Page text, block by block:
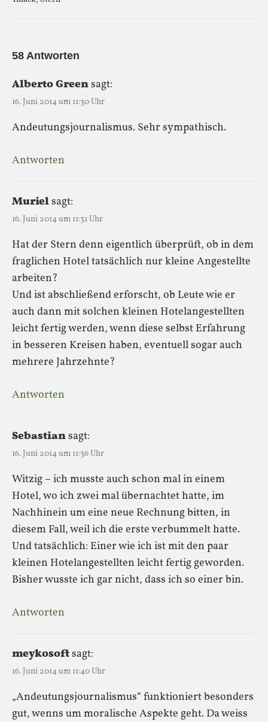
58 Antworten
Alberto Greensagt:
16. Juni 2014 um 11:30 Uhr
Andeutungsjournalismus. Sehr sympathisch.
Antworten
Murielsagt:
16. Juni 2014 um 11:31 Uhr
Hat der Stern denn eigentlich überprüft, ob in dem
fraglichen Hotel tatsächlich nur kleine Angestellte
arbeiten?
Und ist abschließend erforscht, ob Leute wie er
auch dann mit solchen kleinen Hotelangestellten
leicht fertig werden, wenn diese selbst Erfahrung
in besseren Kreisen haben, eventuell sogar auch
mehrere Jahrzehnte?
Antworten
Sebastiansagt:
16. Juni 2014 um 11:36 Uhr
Witzig – ich musste auch schon mal in einem
Hotel, wo ich zwei mal übernachtet hatte, im
Nachhinein um eine neue Rechnung bitten, in
diesem Fall, weil ich die erste verbummelt hatte.
Und tatsächlich: Einer wie ich ist mit den paar
kleinen Hotelangestellten leicht fertig geworden.
Bisher wusste ich gar nicht, dass ich so einer bin.
Antworten
meykosoftsagt:
16. Juni 2014 um 11:40 Uhr
„Andeutungsjournalismus“ funktioniert besonders
gut, wenns um moralische Aspekte geht. Da weiss